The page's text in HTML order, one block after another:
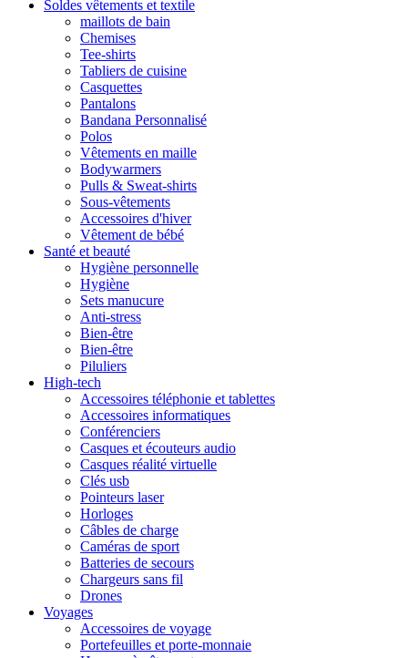
Soldes vêtements et textile
maillots de bain
Chemises
Tee-shirts
Tabliers de cuisine
Casquettes
Pantalons
Bandana Personnalisé
Polos
Vêtements en maille
Bodywarmers
Pulls & Sweat-shirts
Sous-vêtements
Accessoires d'hiver
Vêtement de bébé
Santé et beauté
Hygiène personnelle
Hygiène
Sets manucure
Anti-stress
Bien-être
Bien-être
Piluliers
High-tech
Accessoires téléphonie et tablettes
Accessoires informatiques
Conférenciers
Casques et écouteurs audio
Casques réalité virtuelle
Clés usb
Pointeurs laser
Horloges
Câbles de charge
Caméras de sport
Batteries de secours
Chargeurs sans fil
Drones
Voyages
Accessoires de voyage
Portefeuilles et porte-monnaie